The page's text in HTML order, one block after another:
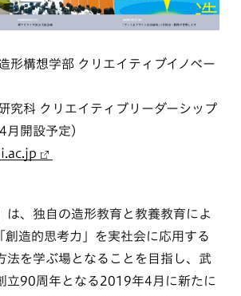
形構想学部 クリエイティブイノベー
究科 クリエイティブリーダーシップ
開設予定）
は、独自の造形教育と教養教育によ
創造的思考力」を実社会に応用する
法を学ぶ場となることを目指し、武
立90周年となる2019年4月に新たに